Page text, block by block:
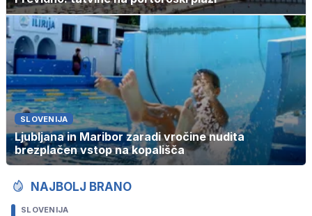
SLOVENIJA
Ljubljana in Maribor zaradi vročine nudita
brezplačen vstop na kopališča
NAJBOLJ BRANO
SLOVENIJA